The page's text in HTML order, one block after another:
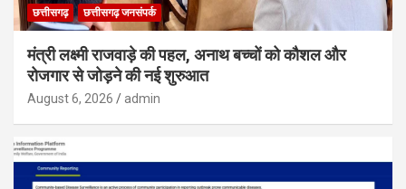
छत्तीसगढ़ छत्तीसगढ़ जनसंपर्क
मंत्री लक्ष्मी राजवाड़े की पहल, अनाथ बच्चों को कौशल और
रोजगार से जोड़ने की नई शुरुआत
August 6, 2026 admin